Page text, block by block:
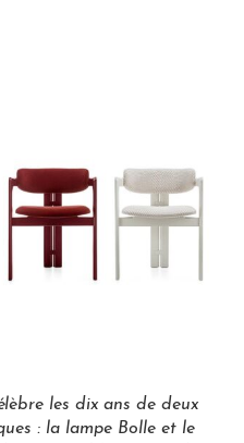
les dix ans de deux
: la lampe Bolle et le